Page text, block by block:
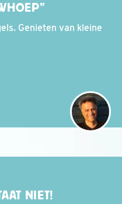
Genieten van kleine
NIET!